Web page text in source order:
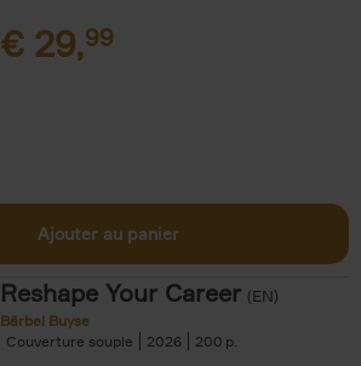
€ 29,99
Ajouter au panier
Reshape Your Career (EN)
Bärbel Buyse
Couverture souple
2026 200